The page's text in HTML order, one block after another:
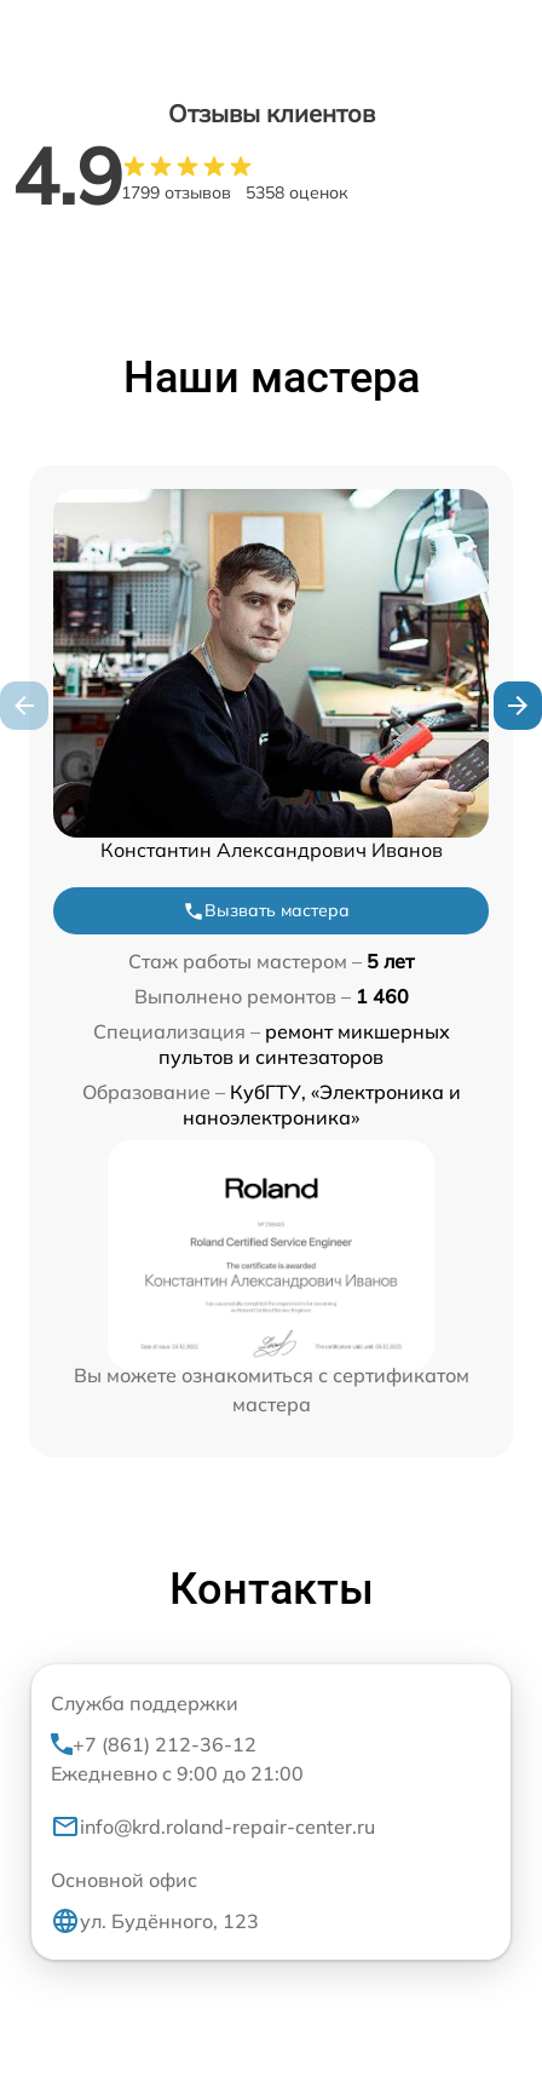
Отзывы клиентов
4.91799 отзывов 5358 оценок
Наши мастера
Константин Александрович Иванов
Вызвать мастера
Стаж работы мастером – 5 лет
Выполнено ремонтов – 1 460
Специализация – ремонт микшерных
пультов и синтезаторов
Образование – КубГТУ, «Электроника и
наноэлектроника»
Вы можете ознакомиться с сертификатом
мастера
Контакты
Служба поддержки
+7 (861) 212-36-12
Ежедневно с 9:00 до 21:00
info@krd.roland-repair-center.ru
Основной офис
ул. Будённого, 123